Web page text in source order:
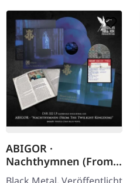
ABIGOR ·
Nachthymnen (From
The Twilight Kingdom)